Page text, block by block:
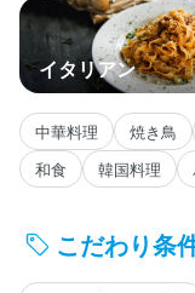
イタリアン
中華料理 焼き鳥
和食
韓国料理
こだわり条